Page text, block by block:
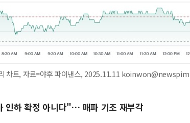
차트, 자료=야후 파이낸스, 2025.11.11
하 확정 아니다"… 매파 기조 재부각